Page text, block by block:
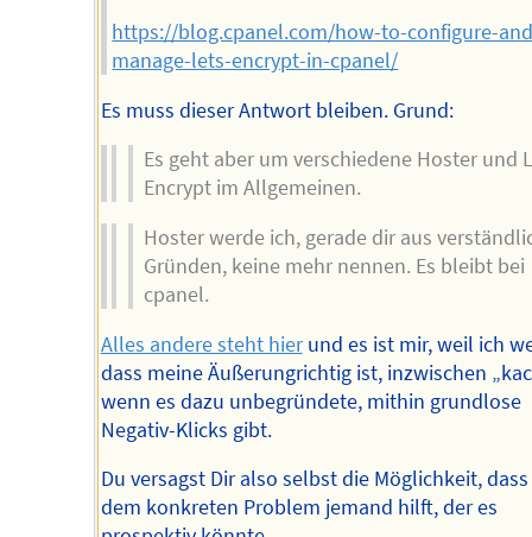
https://blog.cpanel.com/how-to-configure-
manage-lets-encrypt-in-cpanel/
Es muss dieser Antwort bleiben. Grund:
Es geht aber um verschiedene Hoster und
Encrypt im Allgemeinen.
Hoster werde ich, gerade dir aus
Gründen, keine mehr nennen. Es bleibt bei
cpanel.
Alles andere steht hierund es ist mir, weil ich
dass meine Äußerungrichtig ist, inzwischen
wenn es dazu unbegründete, mithin grundlose
Negativ-Klicks gibt.
Du versagst Dir also selbst die Möglichkeit,
dem konkreten Problem jemand hilft, der es